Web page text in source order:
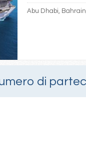
Abu Dhabi,
di